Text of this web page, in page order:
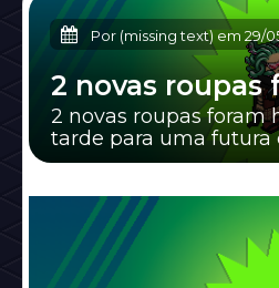
Por (missing text) em 29/
2 novas roupas
2 novas roupas foram
tarde para uma futura